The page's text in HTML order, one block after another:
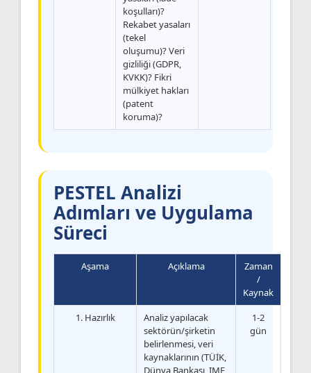
koşulları)?
Rekabet yasaları
(tekel
oluşumu)? Veri
gizliliği (GDPR,
KVKK)? Fikri
mülkiyet hakları
(patent
koruma)?
PESTEL Analizi
Adımları ve Uygulama
Süreci
Aşama Açıklama
Zaman
/
Kaynak
1. Hazırlık
Analiz yapılacak
sektörün/şirketin
belirlenmesi, veri
kaynaklarının (TÜİK,
Dünya Bankası, IMF,
1-2
gün